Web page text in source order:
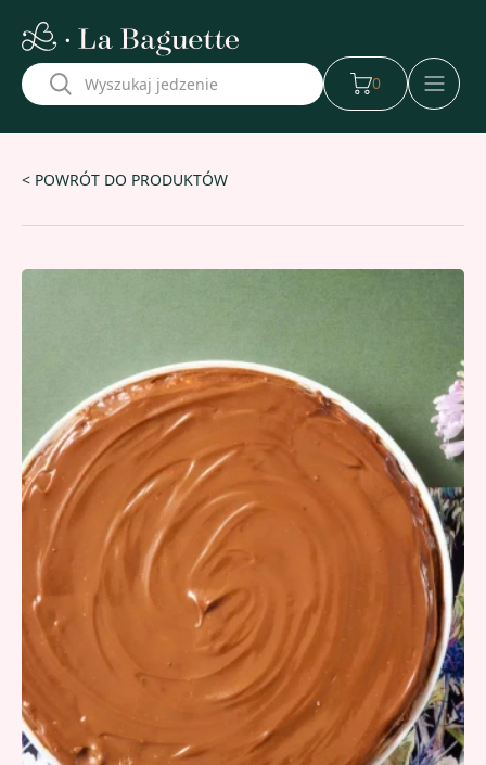
0
< POWRÓT DO PRODUKTÓW